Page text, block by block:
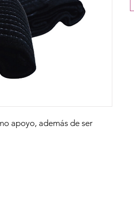
apoyo, además de ser